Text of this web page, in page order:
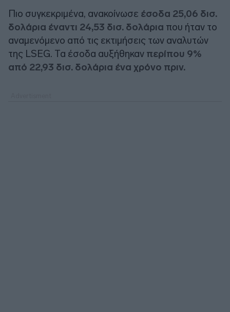
Πιο συγκεκριμένα, ανακοίνωσε έσοδα 25,06 δισ.
δολάρια έναντι 24,53 δισ. δολάρια που ήταν το
αναμενόμενο από τις εκτιμήσεις των αναλυτών
της LSEG. Τα έσοδα αυξήθηκαν περίπου 9%
από 22,93 δισ. δολάρια ένα χρόνο πριν.